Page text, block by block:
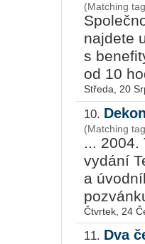
(Matching
najdete
s
od 10
Středa, 20
10.
(Matching
... 2004.
vydání
a
Čtvrtek, 24
11. Dva